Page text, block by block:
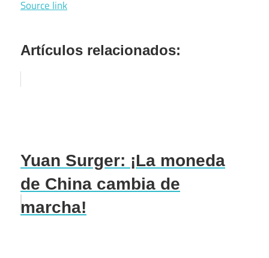
Source link
Artículos relacionados:
Yuan Surger: ¡La moneda
de China cambia de
marcha!